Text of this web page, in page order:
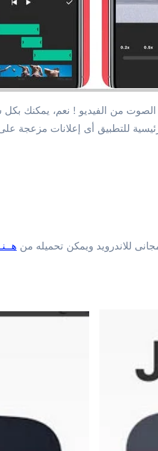
الصوت من الفيديو ! نعم، يمكنك
للتطبيق أى إعلانات مزعجة
للاندرويد ويمكن تحميله من